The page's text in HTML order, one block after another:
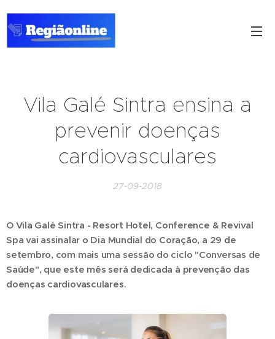
Vila Galé Sintra ensina a
prevenir doenças
cardiovasculares
27-09-2018
O Vila Galé Sintra - Resort Hotel, Conference & Revival
Spa vai assinalar o Dia Mundial do Coração, a 29 de
setembro, com mais uma sessão do ciclo "Conversas de
Saúde", que este mês será dedicada à prevenção das
doenças cardiovasculares.